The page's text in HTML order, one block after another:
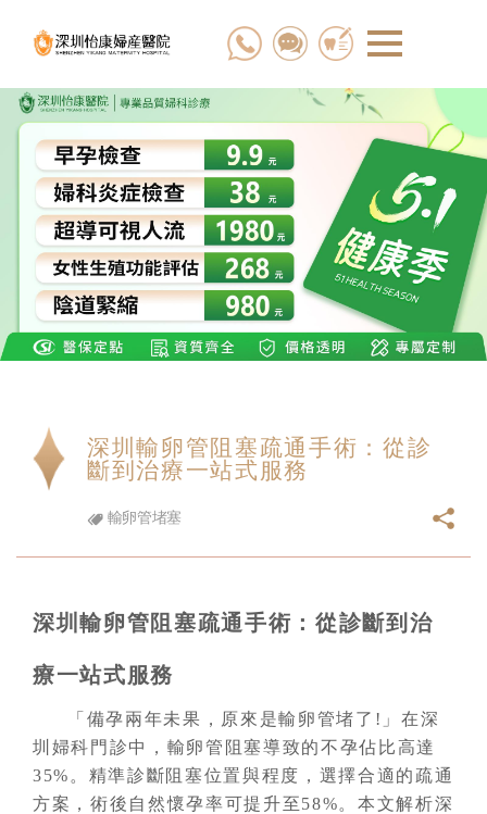
深圳輸卵管阻塞疏通手術：從診
斷到治療一站式服務
輸卵管堵塞
深圳輸卵管阻塞疏通手術：從診斷到治
療一站式服務
「備孕兩年未果，原來是輸卵管堵了!」在深
圳婦科門診中，輸卵管阻塞導致的不孕佔比高達
35%。精準診斷阻塞位置與程度，選擇合適的疏通
方案，術後自然懷孕率可提升至58%。本文解析深